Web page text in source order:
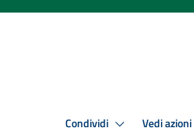
Condividi Vedi azioni